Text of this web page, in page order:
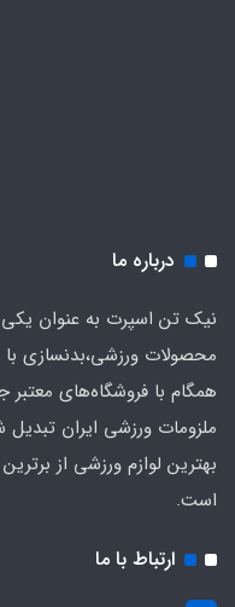
درباره ما
نیک تن اسپرت به عنوان یکی
محصولات ورزشی،بدنسازی
همگام با فروشگاه‌های معتبر
ملزومات ورزشی ایران
بهترین لوازم ورزشی از
است.
ارتباط با ما